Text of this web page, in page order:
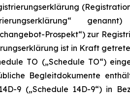
Prospekt“) zur
ist in Kraft
TO („Schedule TO“)
Begleitdokumente
9 („Schedule 14D-9“) in